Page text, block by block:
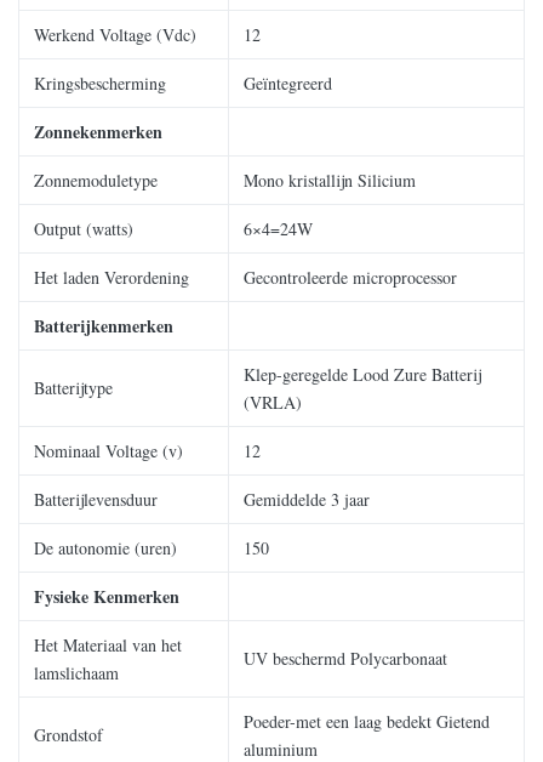
Werkend Voltage (Vdc) 12
Kringsbescherming Geïntegreerd
Zonnekenmerken
Zonnemoduletype Mono kristallijn Silicium
Output (watts) 6×4=24W
Het laden Verordening Gecontroleerde microprocessor
Batterijkenmerken
Batterijtype
Klep-geregelde Lood Zure Batterij
(VRLA)
Nominaal Voltage (v) 12
Batterijlevensduur Gemiddelde 3 jaar
De autonomie (uren) 150
Fysieke Kenmerken
Het Materiaal van het
lamslichaam
UV beschermd Polycarbonaat
Grondstof
Poeder-met een laag bedekt Gietend
aluminium